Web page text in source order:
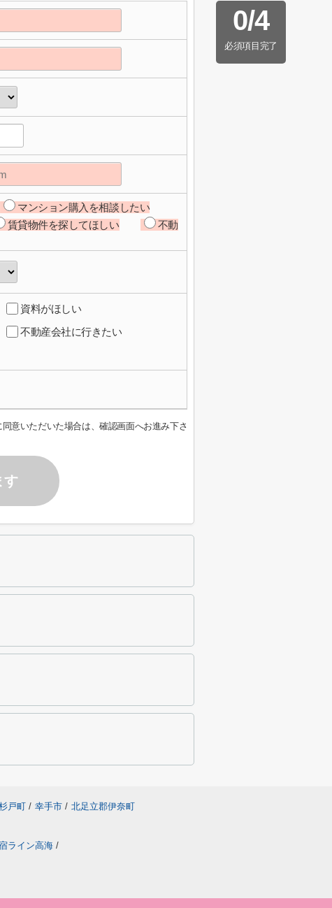
0/4
必須項目完了
マンション購入を相談したい
賃貸物件を探してほしい
不動
資料がほしい
不動産会社に行きたい
意いただいた場合は、確認画面へお進み下さ
す
戸町 / 幸手市 / 北足立郡伊奈町
ライン高海 /